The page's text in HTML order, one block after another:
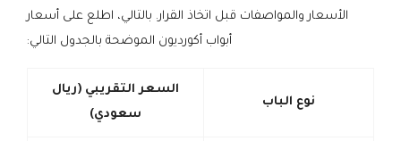
الأسعار والمواصفات قبل اتخاذ القرار. بالتالي، اطلع على أسعار
أبواب أكورديون الموضحة بالجدول التالي:
نوع الباب
السعر التقريبي (ريال
سعودي)